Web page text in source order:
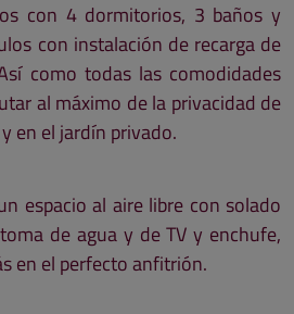
con 4 dormitorios, 3 baños y
con instalación de recarga de
como todas las comodidades
al máximo de la privacidad de
en el jardín privado.
espacio al aire libre con solado
de agua y de TV y enchufe,
en el perfecto anfitrión.